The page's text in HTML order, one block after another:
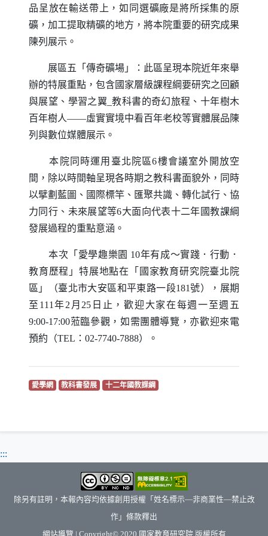
品呈放在輸送帶上，如同選礦廠是將所採集的原
礦，加工提取精礦的地方，將本院重要的研究成果
陳列展示。
展區五「傳奇礦場」：此區呈現本院近年來舉
辦的特展重點，包含國家層級課程綱要研究之回顧
與展望、學習之翼_教科書的奇幻旅程、十年樹木
百年樹人——虛實實境中看百年老校等實體展品陳
列與數位媒體展示。
本院同時運用臺北院區6樓會議室外開放空
間，除以時間軸呈現各時期之教科書面貌外，同時
以擘劃藍圖、國際標竿、匯聚共識、轉化試行、協
力同行、未來展望等6大面向代表十二年國教課綱
發展過程的重點意涵。
本次「愛學趣樂園 10年有成～實踐．行動．
教育歷程」特展地點在「國家教育研究院臺北院
區」（臺北市大安區和平東路一段181號），展期
至111年2月25日止，歡迎大家在每週一至週五
9:00-17:00蒞臨參觀，如需團體導覽，亦歡迎來電
預約（TEL ：02-7740-7888）。
愛學網（另開新視窗）
教科書發展（另開新視窗）
十二年國教課綱（另開新視窗）
:::
除另有註明，本報內容均依據創用授權「姓名標示—非商業性—禁止改
作」條款釋出
網站導覽 | Copyright© 2020 國家教育研究院（另開新視窗）
版權所有